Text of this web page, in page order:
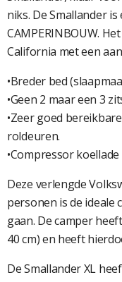
niks. De Smallander
CAMPERINBOUW.
California met een
•Breder bed
•Geen 2 maar een 3
•Zeer goed
roldeuren.
•Compressor
Deze verlengde
personen is de ideale
gaan. De camper
40 cm) en heeft
De Smallander XL